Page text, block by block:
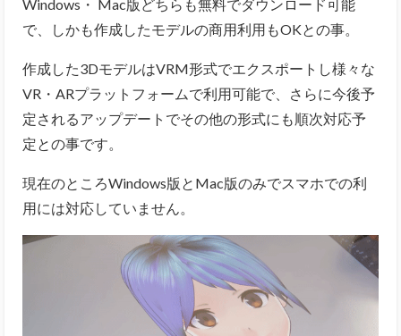
Windows・ Mac版どちらも無料でダウンロード可能
で、しかも作成したモデルの商用利用もOKとの事。
作成した3DモデルはVRM形式でエクスポートし様々な
VR・ARプラットフォームで利用可能で、さらに今後予
定されるアップデートでその他の形式にも順次対応予
定との事です。
現在のところWindows版とMac版のみでスマホでの利
用には対応していません。